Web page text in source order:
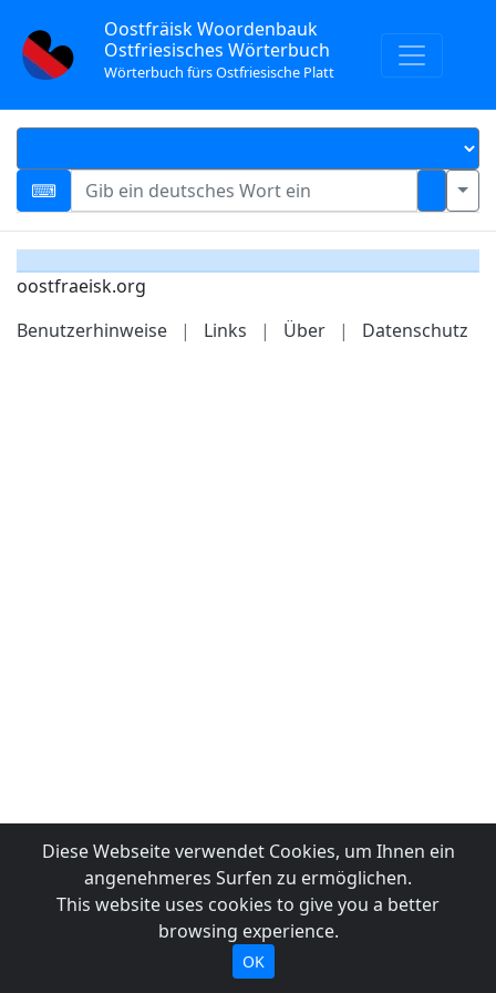
Oostfräisk Woordenbauk
Ostfriesisches Wörterbuch
Wörterbuch fürs Ostfriesische Platt
oostfraeisk.org
Benutzerhinweise
| Links | Über | Datenschutz
Diese Webseite verwendet Cookies, um Ihnen ein
angenehmeres Surfen zu ermöglichen.
This website uses cookies to give you a better
browsing experience.
OK